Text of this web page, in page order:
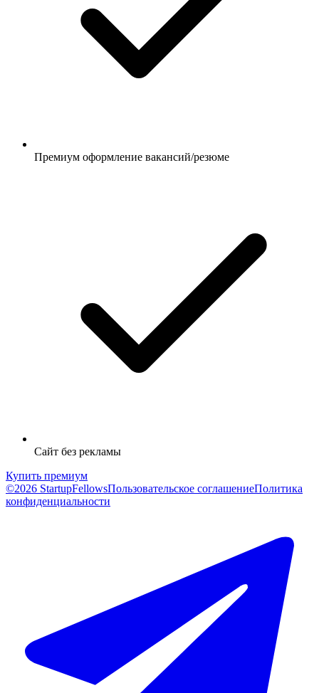
Премиум оформление вакансий/резюме
Сайт без рекламы
Купить премиум
©2026 StartupFellowsПользовательское соглашениеПолитика
конфиденциальности